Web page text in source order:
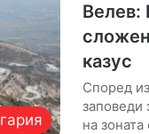
Велев:
казус
Според
заповеди
на